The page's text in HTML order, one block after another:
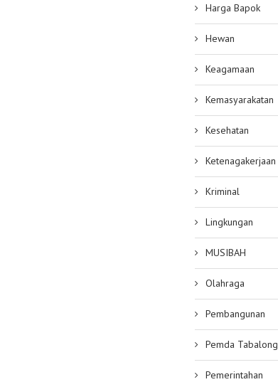
Harga Bapok
Hewan
Keagamaan
Kemasyarakatan
Kesehatan
Ketenagakerjaan
Kriminal
Lingkungan
MUSIBAH
Olahraga
Pembangunan
Pemda Tabalong
Pemerintahan